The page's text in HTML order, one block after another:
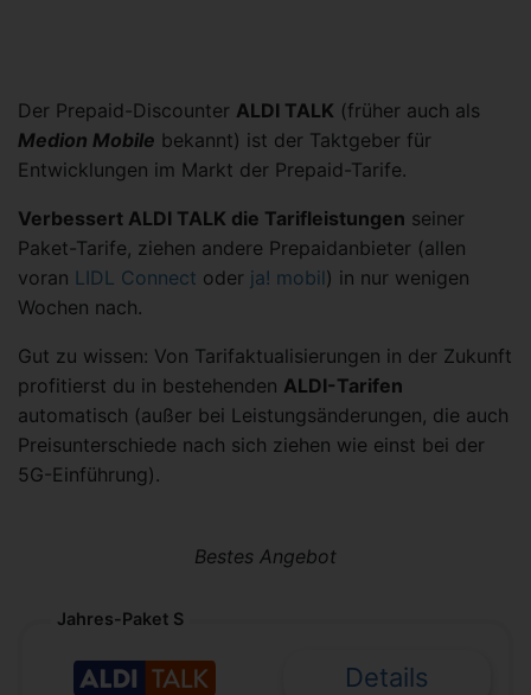
Der Prepaid-Discounter ALDI TALK (früher auch als
Medion Mobile bekannt) ist der Taktgeber für
Entwicklungen im Markt der Prepaid-Tarife.
Verbessert ALDI TALK die Tarifleistungen seiner
Paket-Tarife, ziehen andere Prepaidanbieter (allen
voran LIDL Connect oder ja! mobil) in nur wenigen
Wochen nach.
Gut zu wissen: Von Tarifaktualisierungen in der Zukunft
profitierst du in bestehenden ALDI-Tarifen
automatisch (außer bei Leistungsänderungen, die auch
Preisunterschiede nach sich ziehen wie einst bei der
5G-Einführung).
Bestes Angebot
Jahres-Paket S
Details